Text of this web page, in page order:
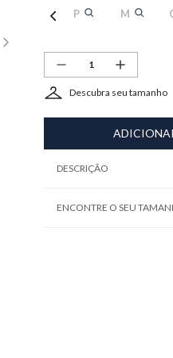
P M
Descubra seu tamanho
DESCRIÇÃO
ENCONTRE O SEU